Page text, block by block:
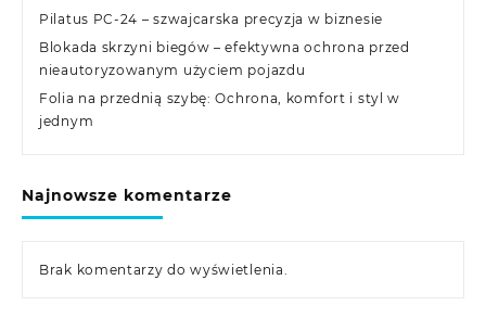
Pilatus PC-24 – szwajcarska precyzja w biznesie
Blokada skrzyni biegów – efektywna ochrona przed
nieautoryzowanym użyciem pojazdu
Folia na przednią szybę: Ochrona, komfort i styl w
jednym
Najnowsze komentarze
Brak komentarzy do wyświetlenia.